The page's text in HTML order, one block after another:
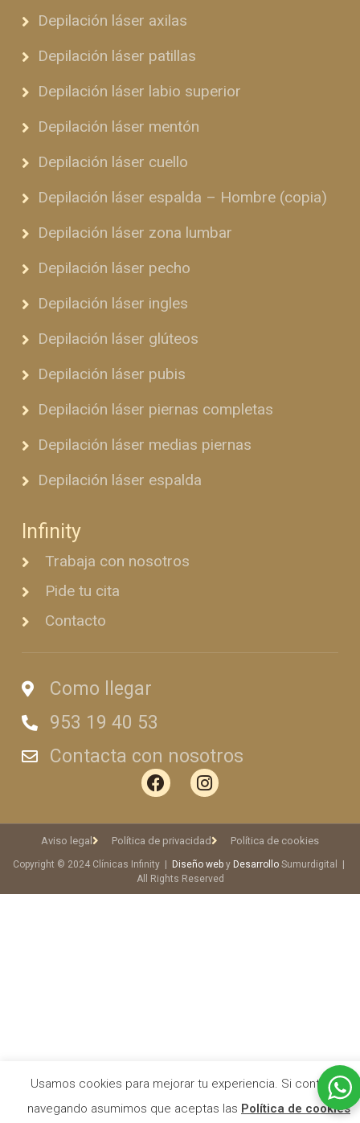
Como llegar
953 19 40 53
Contacta con nosotros
Depilación láser axilas
Depilación láser patillas
Depilación láser labio superior
Depilación láser mentón
Depilación láser cuello
Depilación láser espalda – Hombre (copia)
Depilación láser zona lumbar
Depilación láser pecho
Depilación láser ingles
Depilación láser glúteos
Depilación láser pubis
Depilación láser piernas completas
Depilación láser medias piernas
Depilación láser espalda
Infinity
Trabaja con nosotros
Pide tu cita
Contacto
Copyright © 2024 Clínicas Infinity | Diseño web y Desarrollo Sumurdigital |
All Rights Reserved
Aviso legal Política de privacidad Política de cookies
Usamos cookies para mejorar tu experiencia. Si continuas
navegando asumimos que aceptas las Política de cookies